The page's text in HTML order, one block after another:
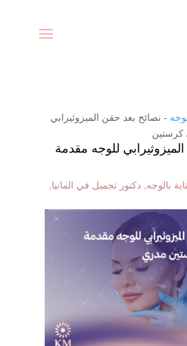
- نصائح بعد حقن الميزوثيرابي
كرستين
للوجه مقدمة
بالوجه دكتور تجميل في المانيا